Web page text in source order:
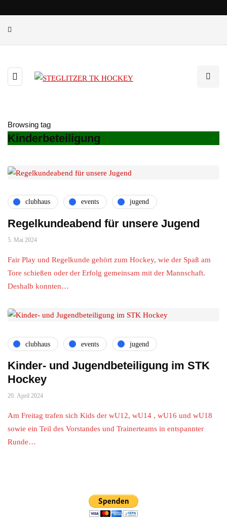
Browsing tag
Kinderbeteiligung
clubhaus events jugend
Regelkundeabend für unsere Jugend
5. Mai 2024
Fair Play und Regelkunde gehört zum Hockey, wie der Spaß am
Tore schießen oder der Erfolg gemeinsam mit der Mannschaft.
Deshalb konnten…
clubhaus events jugend
Kinder- und Jugendbeteiligung im STK
Hockey
20. April 2024
Am Freitag trafen sich Kids der wU12, wU14 , wU16 und wU18
sowie ein Teil des Vorstandes und Trainerteams in entspannter
Runde…